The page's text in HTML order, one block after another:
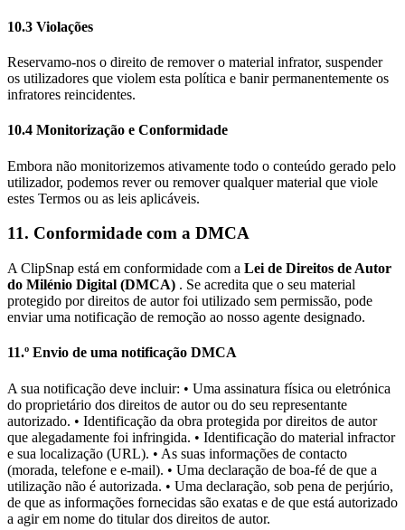
10.3 Violações
Reservamo-nos o direito de remover o material infrator, suspender
os utilizadores que violem esta política e banir permanentemente os
infratores reincidentes.
10.4 Monitorização e Conformidade
Embora não monitorizemos ativamente todo o conteúdo gerado pelo
utilizador, podemos rever ou remover qualquer material que viole
estes Termos ou as leis aplicáveis.
11. Conformidade com a DMCA
A ClipSnap está em conformidade com a Lei de Direitos de Autor
do Milénio Digital (DMCA) . Se acredita que o seu material
protegido por direitos de autor foi utilizado sem permissão, pode
enviar uma notificação de remoção ao nosso agente designado.
11.º Envio de uma notificação DMCA
A sua notificação deve incluir: • Uma assinatura física ou eletrónica
do proprietário dos direitos de autor ou do seu representante
autorizado. • Identificação da obra protegida por direitos de autor
que alegadamente foi infringida. • Identificação do material infractor
e sua localização (URL). • As suas informações de contacto
(morada, telefone e e-mail). • Uma declaração de boa-fé de que a
utilização não é autorizada. • Uma declaração, sob pena de perjúrio,
de que as informações fornecidas são exatas e de que está autorizado
a agir em nome do titular dos direitos de autor.